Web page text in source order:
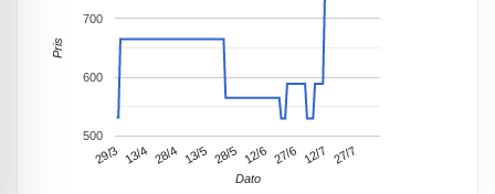
29/3 13/4 28/4 13/5 28/5 12/6 27/6 12/7 27/7
500
600
700
Dato
Pris